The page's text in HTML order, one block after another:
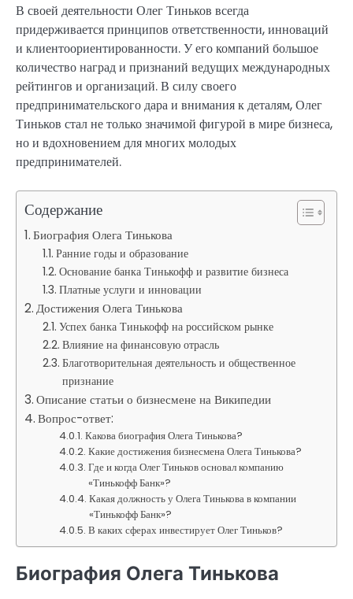
В своей деятельности Олег Тиньков всегда
придерживается принципов ответственности, инноваций
и клиентоориентированности. У его компаний большое
количество наград и признаний ведущих международных
рейтингов и организаций. В силу своего
предпринимательского дара и внимания к деталям, Олег
Тиньков стал не только значимой фигурой в мире бизнеса,
но и вдохновением для многих молодых
предпринимателей.
Содержание
Биография Олега Тинькова
Ранние годы и образование
Основание банка Тинькофф и развитие бизнеса
Платные услуги и инновации
Достижения Олега Тинькова
Успех банка Тинькофф на российском рынке
Влияние на финансовую отрасль
Благотворительная деятельность и общественное
признание
Описание статьи о бизнесмене на Википедии
Вопрос-ответ:
Какова биография Олега Тинькова?
Какие достижения бизнесмена Олега Тинькова?
Где и когда Олег Тиньков основал компанию
«Тинькофф Банк»?
Какая должность у Олега Тинькова в компании
«Тинькофф Банк»?
В каких сферах инвестирует Олег Тиньков?
Биография Олега Тинькова